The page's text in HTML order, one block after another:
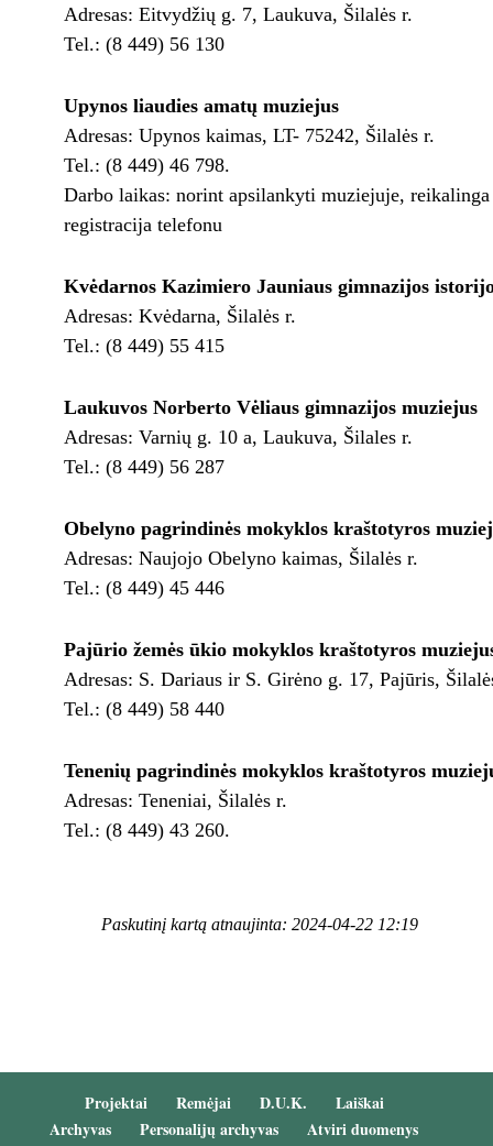
Adresas: Eitvydžių g. 7, Laukuva, Šilalės r.
Tel.: (8 449) 56 130
Upynos liaudies amatų muziejus
Adresas: Upynos kaimas, LT- 75242, Šilalės r.
Tel.: (8 449) 46 798.
Darbo laikas: norint apsilankyti muziejuje, reikalinga
registracija telefonu
Kvėdarnos Kazimiero Jauniaus gimnazijos
Adresas: Kvėdarna, Šilalės r.
Tel.: (8 449) 55 415
Laukuvos Norberto Vėliaus gimnazijos muziejus
Adresas: Varnių g. 10 a, Laukuva, Šilales r.
Tel.: (8 449) 56 287
Obelyno pagrindinės mokyklos kraštotyros
Adresas: Naujojo Obelyno kaimas, Šilalės r.
Tel.: (8 449) 45 446
Pajūrio žemės ūkio mokyklos kraštotyros
Adresas: S. Dariaus ir S. Girėno g. 17, Pajūris,
Tel.: (8 449) 58 440
Tenenių pagrindinės mokyklos kraštotyros
Adresas: Teneniai, Šilalės r.
Tel.: (8 449) 43 260.
Paskutinį kartą atnaujinta: 2024-04-22 12:19
Projektai Remėjai D.U.K.
Laiškai
Archyvas
Personalijų archyvas Atviri duomenys